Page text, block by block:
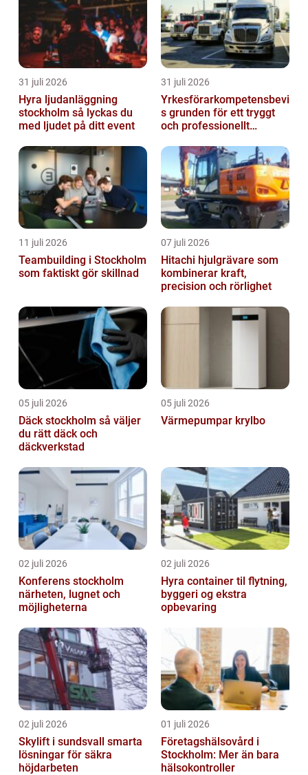
31 juli 2026
Hyra ljudanläggning
stockholm så lyckas du
med ljudet på ditt event
31 juli 2026
Yrkesförarkompetensbevi
s grunden för ett tryggt
och professionellt
11 juli 2026
Teambuilding i Stockholm
som faktiskt gör skillnad
07 juli 2026
Hitachi hjulgrävare som
kombinerar kraft,
precision och rörlighet
05 juli 2026
Däck stockholm så väljer
du rätt däck och
däckverkstad
05 juli 2026
Värmepumpar krylbo
02 juli 2026
Konferens stockholm
närheten, lugnet och
möjligheterna
02 juli 2026
Hyra container til flytning,
byggeri og ekstra
opbevaring
02 juli 2026
Skylift i sundsvall smarta
lösningar för säkra
höjdarbeten
01 juli 2026
Företagshälsovård i
Stockholm: Mer än bara
hälsokontroller